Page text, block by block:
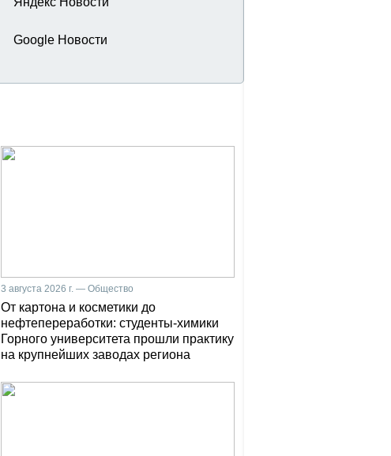
Google Новости
3 августа 2026 г. — Общество
От картона и косметики до
нефтепереработки: студенты-химики
Горного университета прошли практику
на крупнейших заводах региона